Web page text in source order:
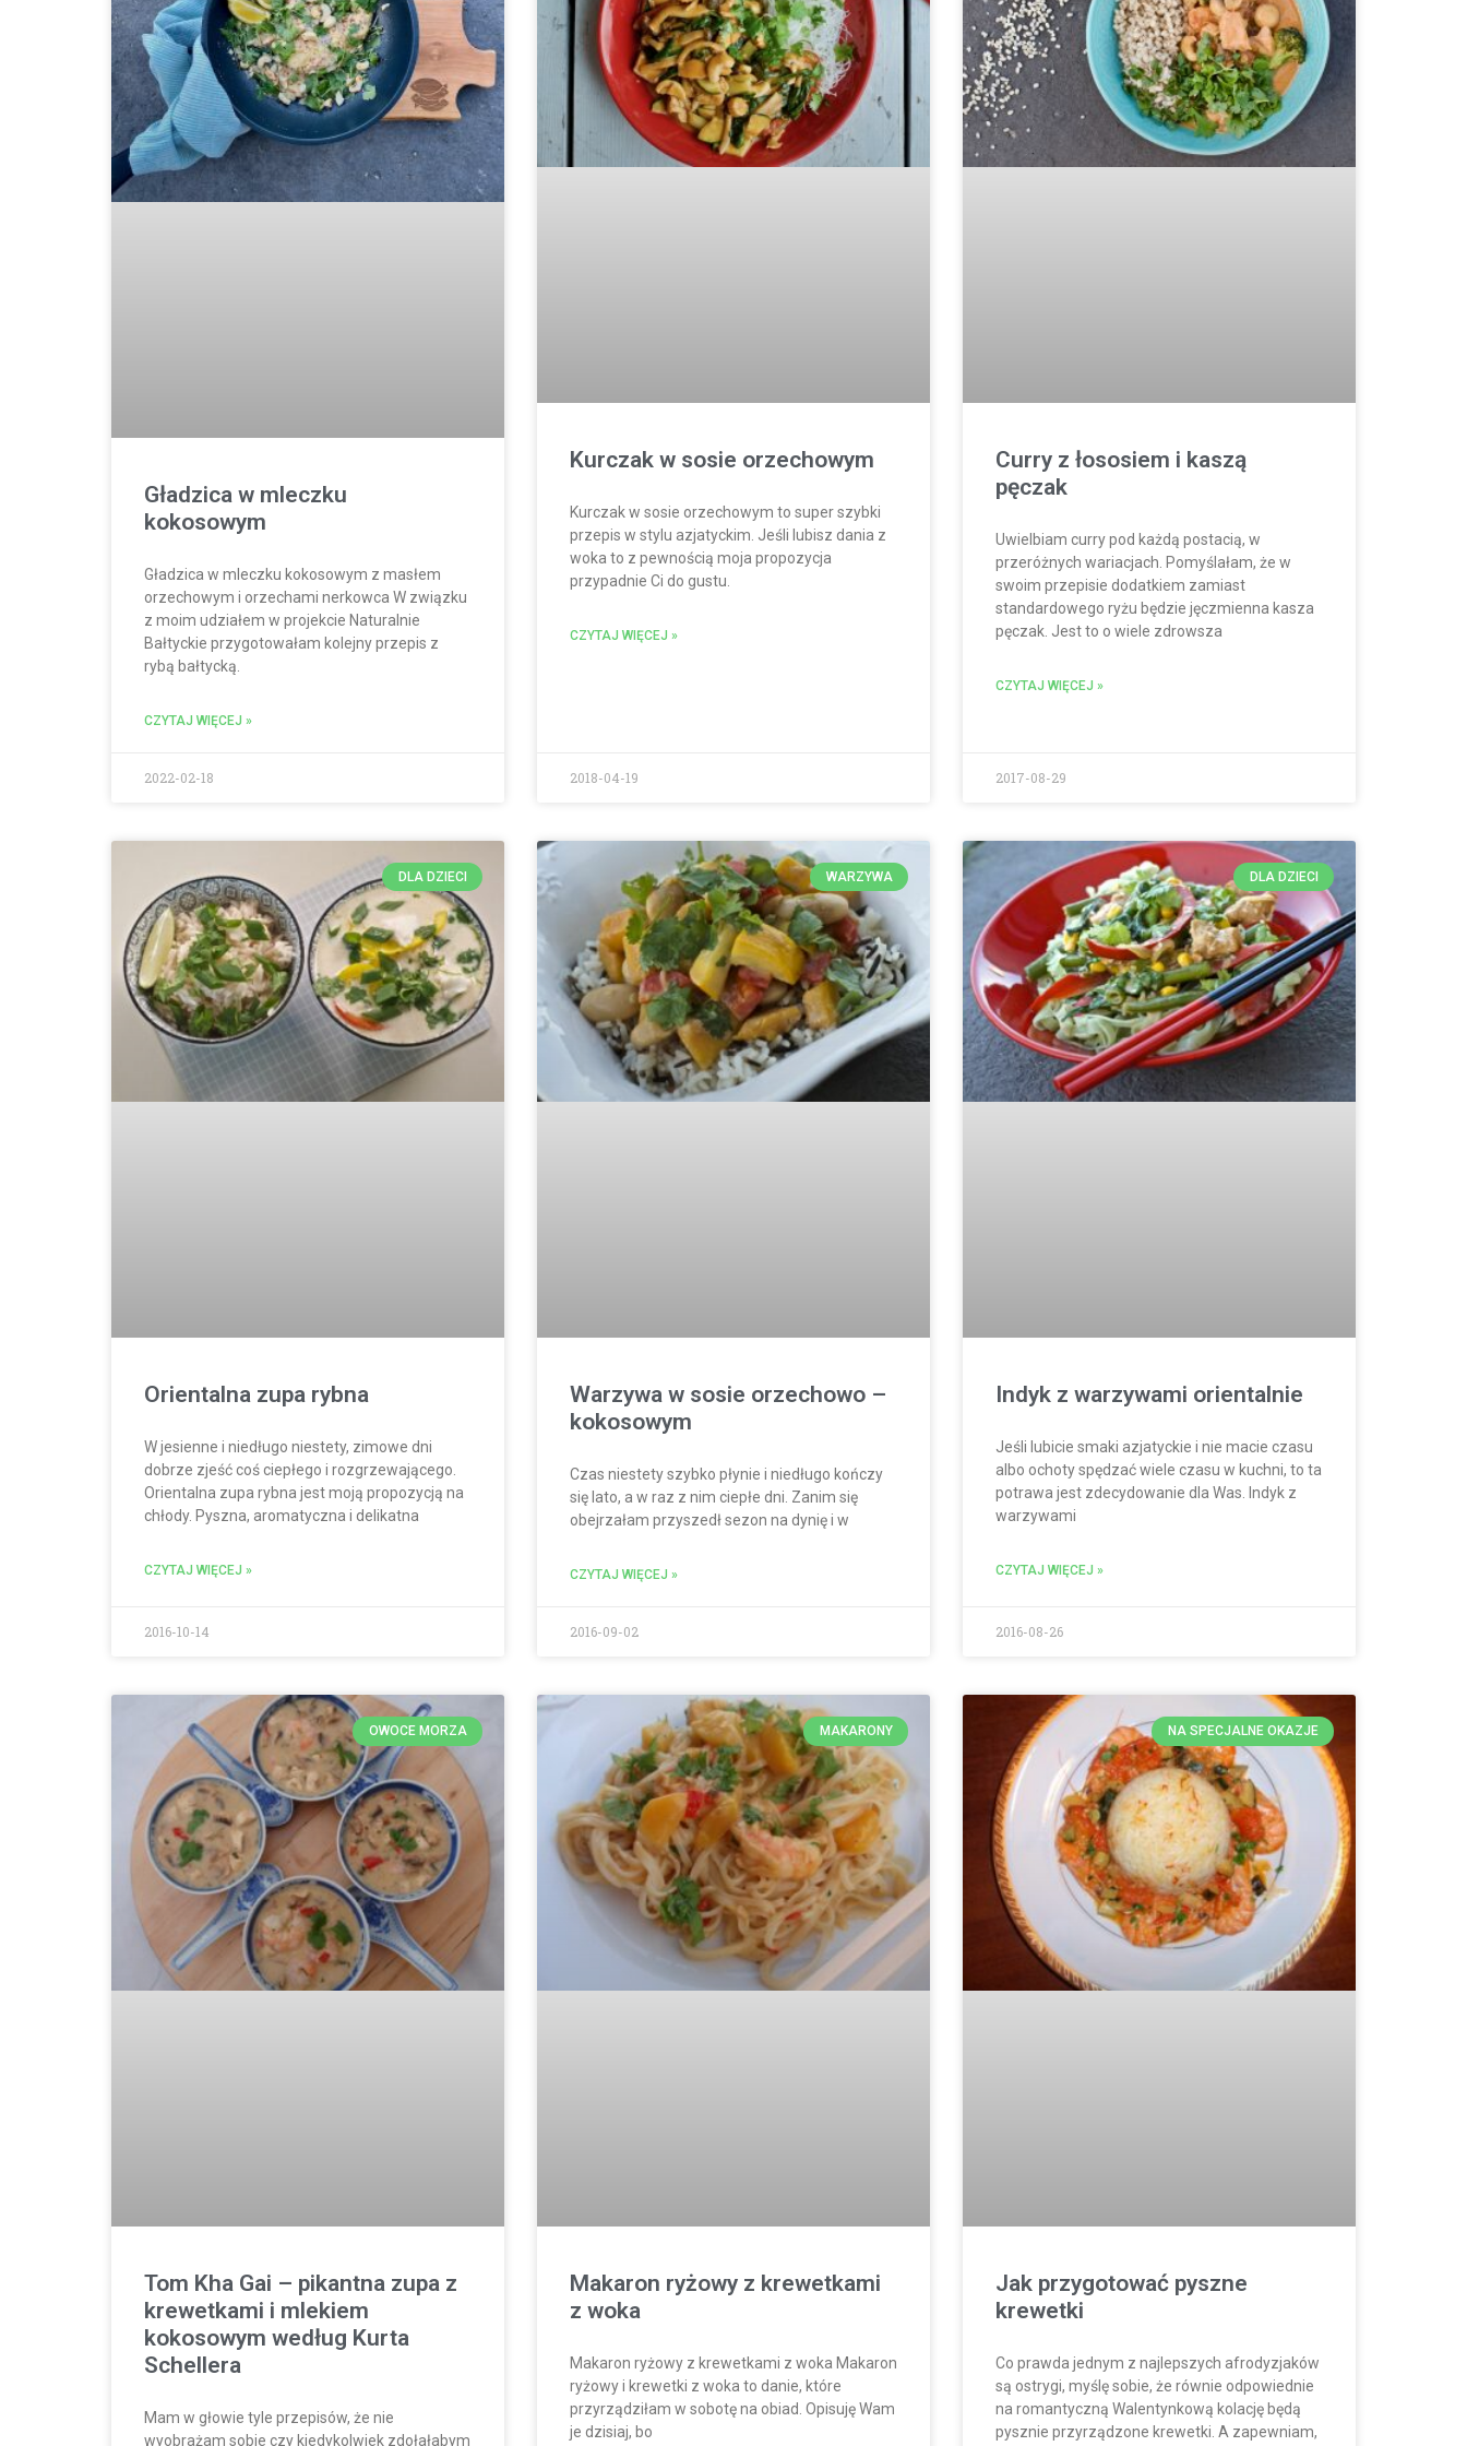
Gładzica w mleczku
kokosowym
Gładzica w mleczku kokosowym z masłem
orzechowym i orzechami nerkowca W związku
z moim udziałem w projekcie Naturalnie
Bałtyckie przygotowałam kolejny przepis z
rybą bałtycką.
CZYTAJ WIĘCEJ »
2022-02-18
Kurczak w sosie orzechowym
Kurczak w sosie orzechowym to super szybki
przepis w stylu azjatyckim. Jeśli lubisz dania z
woka to z pewnością moja propozycja
przypadnie Ci do gustu.
CZYTAJ WIĘCEJ »
2018-04-19
Curry z łososiem i kaszą
pęczak
Uwielbiam curry pod każdą postacią, w
przeróżnych wariacjach. Pomyślałam, że w
swoim przepisie dodatkiem zamiast
standardowego ryżu będzie jęczmienna kasza
pęczak. Jest to o wiele zdrowsza
CZYTAJ WIĘCEJ »
2017-08-29
DLA DZIECI
Orientalna zupa rybna
W jesienne i niedługo niestety, zimowe dni
dobrze zjeść coś ciepłego i rozgrzewającego.
Orientalna zupa rybna jest moją propozycją na
chłody. Pyszna, aromatyczna i delikatna
CZYTAJ WIĘCEJ »
2016-10-14
WARZYWA
Warzywa w sosie orzechowo –
kokosowym
Czas niestety szybko płynie i niedługo kończy
się lato, a w raz z nim ciepłe dni. Zanim się
obejrzałam przyszedł sezon na dynię i w
CZYTAJ WIĘCEJ »
2016-09-02
DLA DZIECI
Indyk z warzywami orientalnie
Jeśli lubicie smaki azjatyckie i nie macie czasu
albo ochoty spędzać wiele czasu w kuchni, to ta
potrawa jest zdecydowanie dla Was. Indyk z
warzywami
CZYTAJ WIĘCEJ »
2016-08-26
OWOCE MORZA
Tom Kha Gai – pikantna zupa z
krewetkami i mlekiem
kokosowym według Kurta
Schellera
Mam w głowie tyle przepisów, że nie
wyobrażam sobie czy kiedykolwiek zdołałabym
MAKARONY
Makaron ryżowy z krewetkami
z woka
Makaron ryżowy z krewetkami z woka Makaron
ryżowy i krewetki z woka to danie, które
przyrządziłam w sobotę na obiad. Opisuję Wam
je dzisiaj, bo
NA SPECJALNE OKAZJE
Jak przygotować pyszne
krewetki
Co prawda jednym z najlepszych afrodyzjaków
są ostrygi, myślę sobie, że równie odpowiednie
na romantyczną Walentynkową kolację będą
pysznie przyrządzone krewetki. A zapewniam,